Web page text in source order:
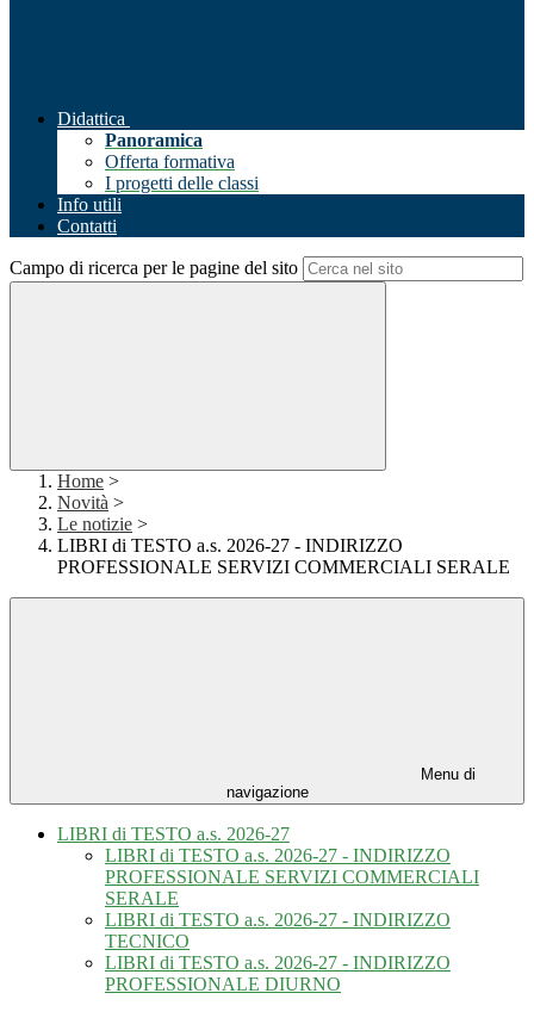
Didattica
Panoramica
Offerta formativa
I progetti delle classi
Info utili
Contatti
Campo di ricerca per le pagine del sito
Home >
Novità >
Le notizie >
LIBRI di TESTO a.s. 2026-27 - INDIRIZZO
PROFESSIONALE SERVIZI COMMERCIALI SERALE
Menu di
navigazione
LIBRI di TESTO a.s. 2026-27
LIBRI di TESTO a.s. 2026-27 - INDIRIZZO
PROFESSIONALE SERVIZI COMMERCIALI
SERALE
LIBRI di TESTO a.s. 2026-27 - INDIRIZZO
TECNICO
LIBRI di TESTO a.s. 2026-27 - INDIRIZZO
PROFESSIONALE DIURNO